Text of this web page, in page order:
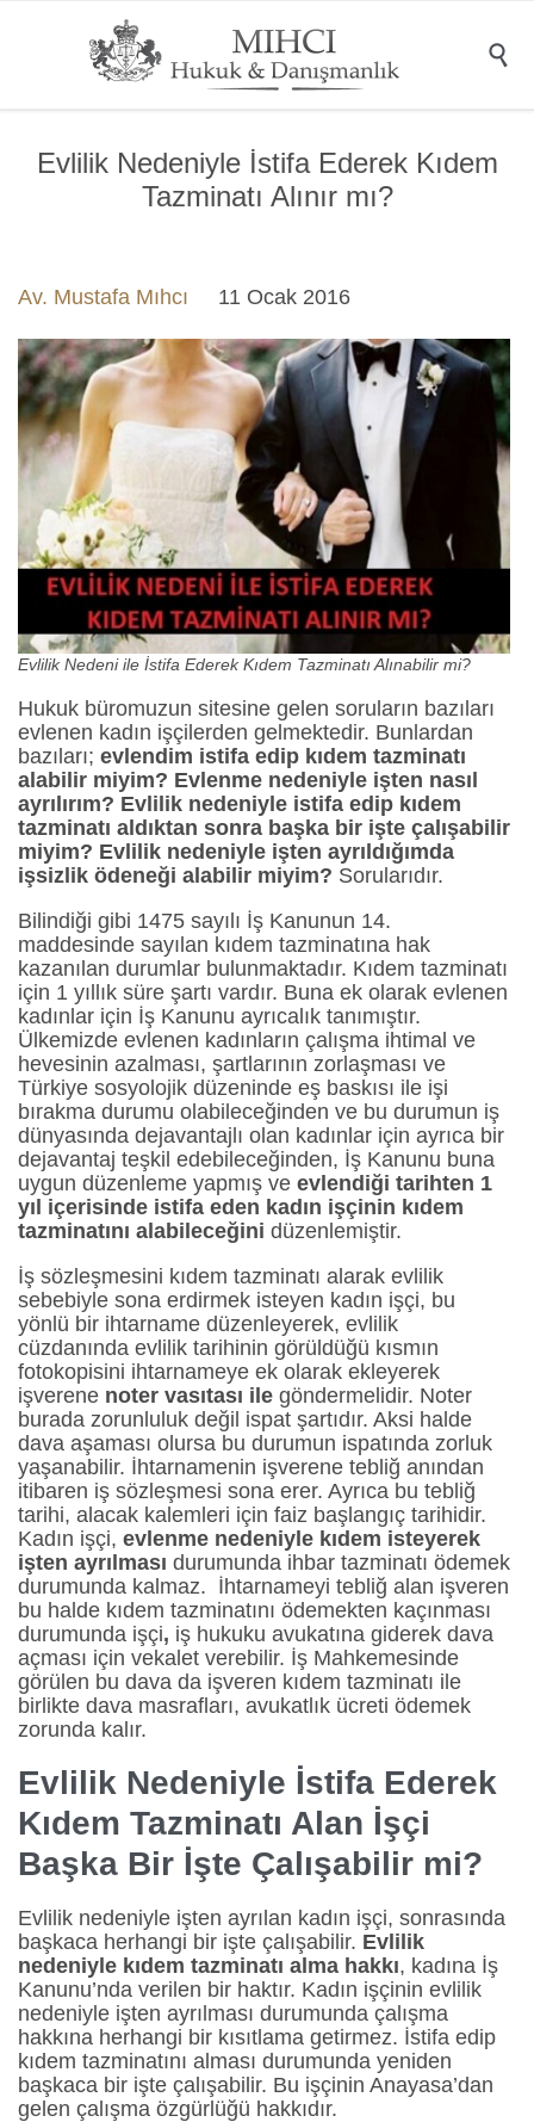

Evlilik Nedeniyle İstifa Ederek Kıdem
Tazminatı Alınır mı?
Av. Mustafa Mıhcı 11 Ocak 2016
Evlilik Nedeni ile İstifa Ederek Kıdem Tazminatı Alınabilir mi?
Hukuk büromuzun sitesine gelen soruların bazıları
evlenen kadın işçilerden gelmektedir. Bunlardan
bazıları; evlendim istifa edip kıdem tazminatı
alabilir miyim? Evlenme nedeniyle işten nasıl
ayrılırım? Evlilik nedeniyle istifa edip kıdem
tazminatı aldıktan sonra başka bir işte çalışabilir
miyim? Evlilik nedeniyle işten ayrıldığımda
işsizlik ödeneği alabilir miyim? Sorularıdır.
Bilindiği gibi 1475 sayılı İş Kanunun 14.
maddesinde sayılan kıdem tazminatına hak
kazanılan durumlar bulunmaktadır. Kıdem tazminatı
için 1 yıllık süre şartı vardır. Buna ek olarak evlenen
kadınlar için İş Kanunu ayrıcalık tanımıştır.
Ülkemizde evlenen kadınların çalışma ihtimal ve
hevesinin azalması, şartlarının zorlaşması ve
Türkiye sosyolojik düzeninde eş baskısı ile işi
bırakma durumu olabileceğinden ve bu durumun iş
dünyasında dejavantajlı olan kadınlar için ayrıca bir
dejavantaj teşkil edebileceğinden, İş Kanunu buna
uygun düzenleme yapmış ve evlendiği tarihten 1
yıl içerisinde istifa eden kadın işçinin kıdem
tazminatını alabileceğini düzenlemiştir.
İş sözleşmesini kıdem tazminatı alarak evlilik
sebebiyle sona erdirmek isteyen kadın işçi, bu
yönlü bir ihtarname düzenleyerek, evlilik
cüzdanında evlilik tarihinin görüldüğü kısmın
fotokopisini ihtarnameye ek olarak ekleyerek
işverene noter vasıtası ile göndermelidir. Noter
burada zorunluluk değil ispat şartıdır. Aksi halde
dava aşaması olursa bu durumun ispatında zorluk
yaşanabilir. İhtarnamenin işverene tebliğ anından
itibaren iş sözleşmesi sona erer. Ayrıca bu tebliğ
tarihi, alacak kalemleri için faiz başlangıç tarihidir.
Kadın işçi, evlenme nedeniyle kıdem isteyerek
işten ayrılması durumunda ihbar tazminatı ödemek
durumunda kalmaz. İhtarnameyi tebliğ alan işveren
bu halde kıdem tazminatını ödemekten kaçınması
durumunda işçi, iş hukuku avukatına giderek dava
açması için vekalet verebilir. İş Mahkemesinde
görülen bu dava da işveren kıdem tazminatı ile
birlikte dava masrafları, avukatlık ücreti ödemek
zorunda kalır.
Evlilik Nedeniyle İstifa Ederek
Kıdem Tazminatı Alan İşçi
Başka Bir İşte Çalışabilir mi?
Evlilik nedeniyle işten ayrılan kadın işçi, sonrasında
başkaca herhangi bir işte çalışabilir. Evlilik
nedeniyle kıdem tazminatı alma hakkı, kadına İş
Kanunu’nda verilen bir haktır. Kadın işçinin evlilik
nedeniyle işten ayrılması durumunda çalışma
hakkına herhangi bir kısıtlama getirmez. İstifa edip
kıdem tazminatını alması durumunda yeniden
başkaca bir işte çalışabilir. Bu işçinin Anayasa’dan
gelen çalışma özgürlüğü hakkıdır.